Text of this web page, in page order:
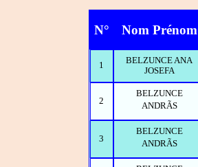
N° Nom Prénom
1
BELZUNCE ANA
JOSEFA
2
BELZUNCE
ANDRÃS
3
BELZUNCE
ANDRÃS